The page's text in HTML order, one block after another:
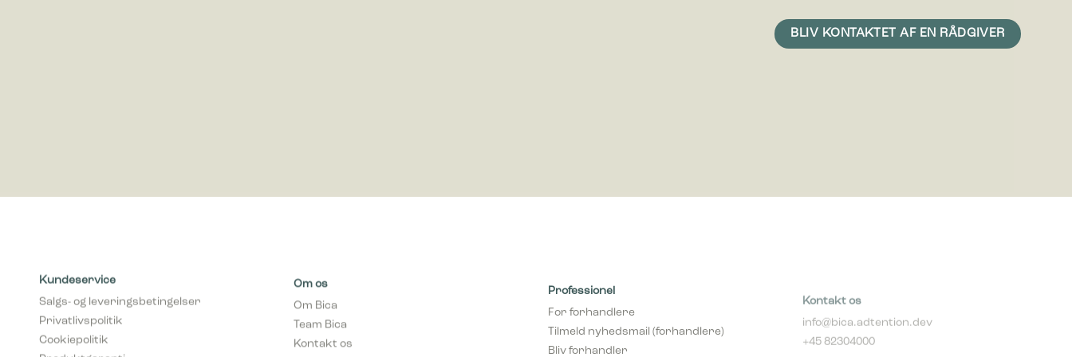
Kundeservice
Salgs- og leveringsbetingelser
Privatlivspolitik
Cookiepolitik
Om os
Om Bica
Team Bica
Kontakt os
Bliv forhandler
info@bica.adtention.dev
+45 82304000